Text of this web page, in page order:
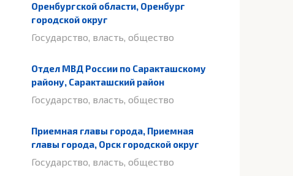
Оренбургской области, Оренбург
городской округ
Государство, власть, общество
Отдел МВД России по Саракташскому
району, Саракташский район
Государство, власть, общество
Приемная главы города, Приемная
главы города, Орск городской округ
Государство, власть, общество